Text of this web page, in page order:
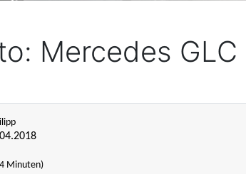
Mercedes GLC
Minuten)